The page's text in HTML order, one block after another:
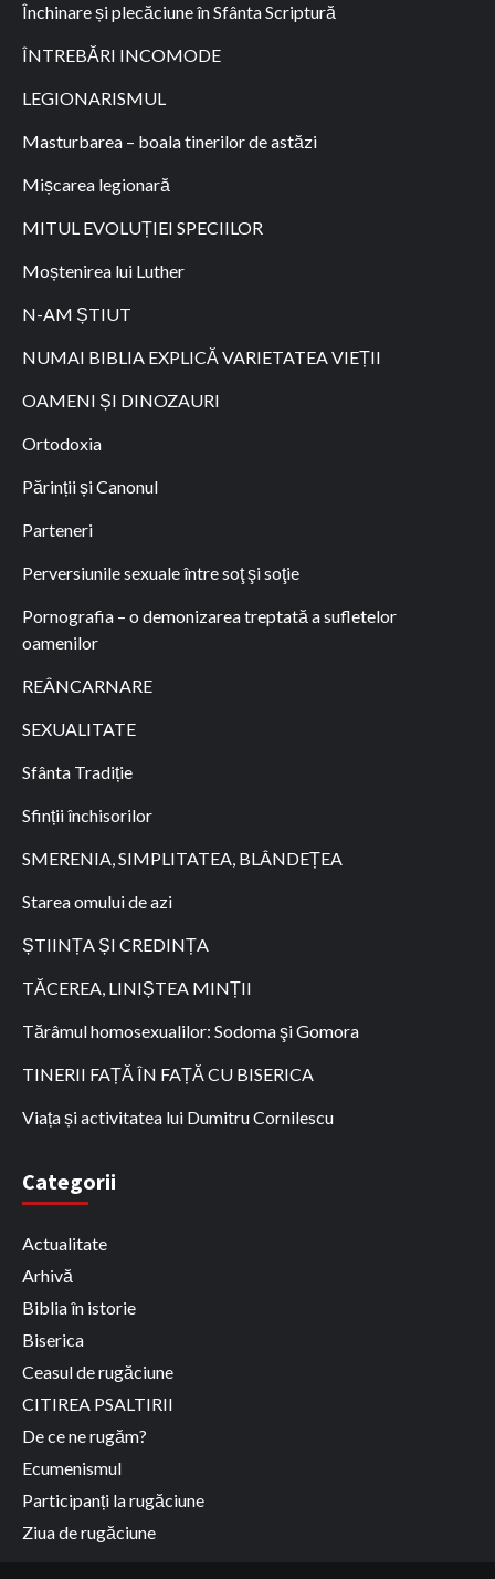
Închinare și plecăciune în Sfânta Scriptură
ÎNTREBĂRI INCOMODE
LEGIONARISMUL
Masturbarea – boala tinerilor de astăzi
Mișcarea legionară
MITUL EVOLUȚIEI SPECIILOR
Moștenirea lui Luther
N-AM ȘTIUT
NUMAI BIBLIA EXPLICĂ VARIETATEA VIEȚII
OAMENI ȘI DINOZAURI
Ortodoxia
Părinții și Canonul
Parteneri
Perversiunile sexuale între soţ şi soţie
Pornografia – o demonizarea treptată a sufletelor
oamenilor
REÂNCARNARE
SEXUALITATE
Sfânta Tradiție
Sfinții închisorilor
SMERENIA, SIMPLITATEA, BLÂNDEȚEA
Starea omului de azi
ȘTIINȚA ȘI CREDINȚA
TĂCEREA, LINIȘTEA MINȚII
Tărâmul homosexualilor: Sodoma şi Gomora
TINERII FAȚĂ ÎN FAȚĂ CU BISERICA
Viața și activitatea lui Dumitru Cornilescu
Categorii
Actualitate
Arhivă
Biblia în istorie
Biserica
Ceasul de rugăciune
CITIREA PSALTIRII
De ce ne rugăm?
Ecumenismul
Participanți la rugăciune
Ziua de rugăciune